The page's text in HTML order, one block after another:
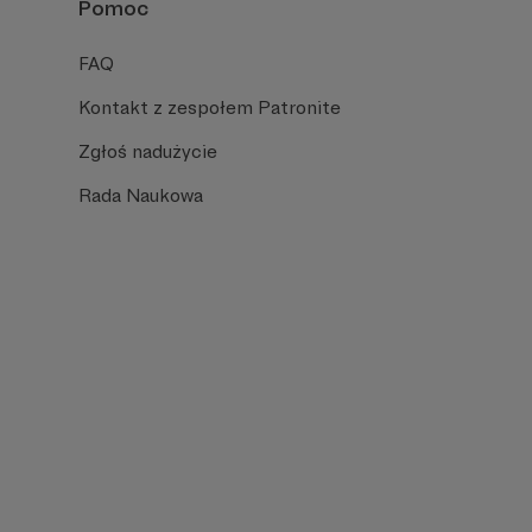
Pomoc
FAQ
Kontakt z zespołem Patronite
Zgłoś nadużycie
Rada Naukowa